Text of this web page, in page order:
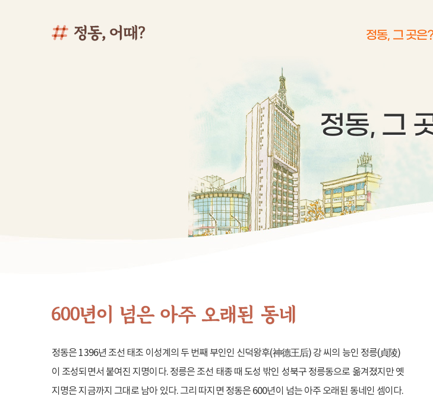
정동, 그 곳은
정동, 그
정동은 1396년 조선 태조 이성계의 두 번째 부인인 신덕왕후(神德王后) 강 씨의 능인 정릉(貞陵)
이 조성되면서 붙여진 지명이다. 정릉은 조선 태종 때 도성 밖인 성북구 정릉동으로 옮겨졌지만 옛
지명은 지금까지 그대로 남아 있다. 그리 따지면 정동은 600년이 넘는 아주 오래된 동네인 셈이다.